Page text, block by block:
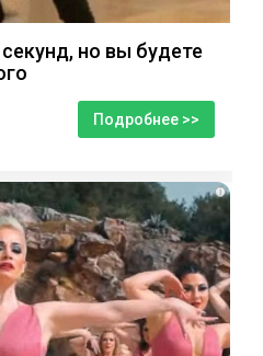
но вы будете
Подробнее >>
i